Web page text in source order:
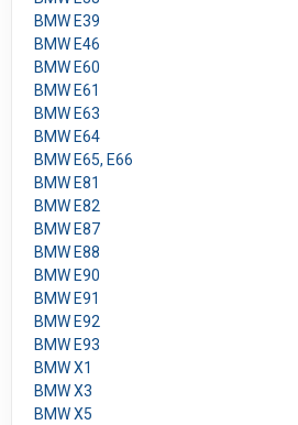
BMW E39
BMW E46
BMW E60
BMW E61
BMW E63
BMW E64
BMW E65, E66
BMW E81
BMW E82
BMW E87
BMW E88
BMW E90
BMW E91
BMW E92
BMW E93
BMW X1
BMW X3
BMW X5